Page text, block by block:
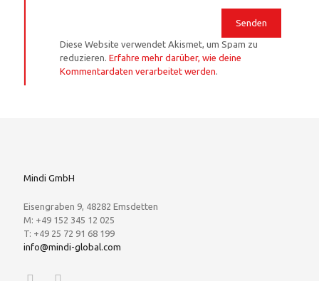
Diese Website verwendet Akismet, um Spam zu
reduzieren. Erfahre mehr darüber, wie deine
Kommentardaten verarbeitet werden
Mindi GmbH
Eisengraben 9, 48282 Emsdetten
M: +49 152 345 12 025
T: +49 25 72 91 68 199
info@mindi-global.com